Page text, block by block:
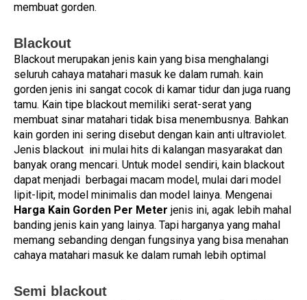
membuat gorden.
Blackout
Blackout merupakan jenis kain yang bisa menghalangi
seluruh cahaya matahari masuk ke dalam rumah. kain
gorden jenis ini sangat cocok di kamar tidur dan juga ruang
tamu. Kain tipe blackout memiliki serat-serat yang
membuat sinar matahari tidak bisa menembusnya. Bahkan
kain gorden ini sering disebut dengan kain anti ultraviolet.
Jenis blackout ini mulai hits di kalangan masyarakat dan
banyak orang mencari. Untuk model sendiri, kain blackout
dapat menjadi berbagai macam model, mulai dari model
lipit-lipit, model minimalis dan model lainya. Mengenai
Harga Kain Gorden Per Meter jenis ini, agak lebih mahal
banding jenis kain yang lainya. Tapi harganya yang mahal
memang sebanding dengan fungsinya yang bisa menahan
cahaya matahari masuk ke dalam rumah lebih optimal
Semi blackout